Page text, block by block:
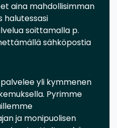
aina mahdollisimman
halutessasi
soittamalla p.
sähköpostia
yli kymmenen
Pyrimme
ja monipuolisen